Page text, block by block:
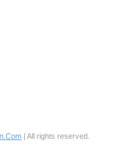
| All rights reserved.